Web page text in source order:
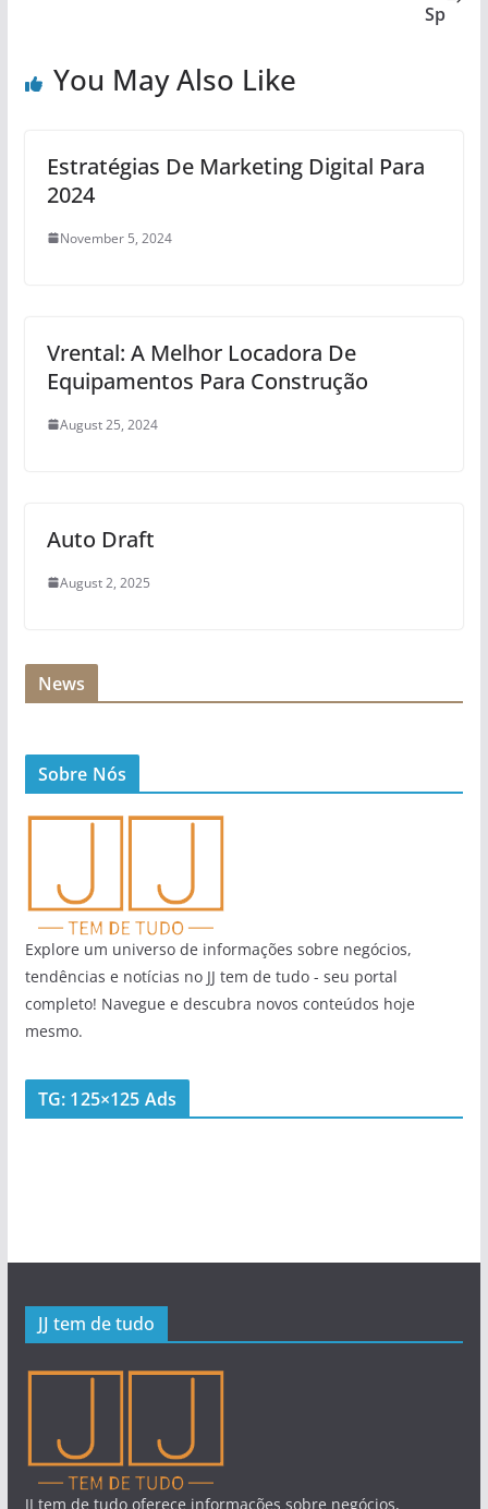
Sp
You May Also Like
Estratégias De Marketing Digital Para
2024
November 5, 2024
Vrental: A Melhor Locadora De
Equipamentos Para Construção
August 25, 2024
Auto Draft
August 2, 2025
News
Sobre Nós
Explore um universo de informações sobre negócios,
tendências e notícias no JJ tem de tudo - seu portal
completo! Navegue e descubra novos conteúdos hoje
mesmo.
TG: 125×125 Ads
JJ tem de tudo
JJ tem de tudo oferece informações sobre negócios,